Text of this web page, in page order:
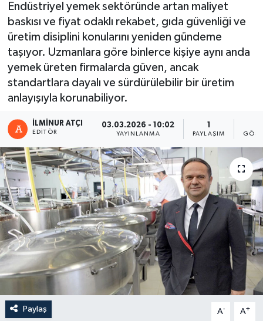
Endüstriyel yemek sektöründe artan maliyet
baskısı ve fiyat odaklı rekabet, gıda güvenliği ve
üretim disiplini konularını yeniden gündeme
taşıyor. Uzmanlara göre binlerce kişiye aynı anda
yemek üreten firmalarda güven, ancak
standartlara dayalı ve sürdürülebilir bir üretim
anlayışıyla korunabiliyor.
İLMINUR ATÇI
EDITÖR
03.03.2026 - 10:02
YAYINLANMA
1
PAYLAŞIM
Paylaş A- A+
Haber Arşivi